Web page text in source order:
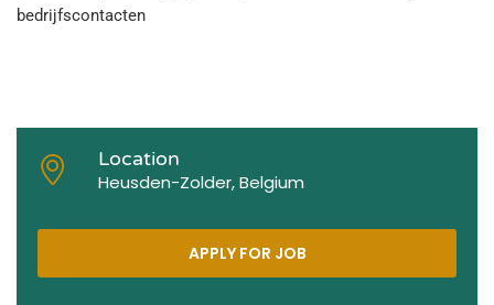
bedrijfscontacten
Location
Heusden-Zolder, Belgium
APPLY FOR JOB